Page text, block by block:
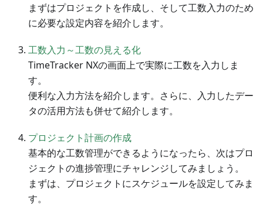
まずはプロジェクトを作成し、そして工数入力のため
に必要な設定内容を紹介します。
工数入力～工数の見える化
TimeTracker NXの画面上で実際に工数を入力しま
す。
便利な入力方法を紹介します。さらに、入力したデー
タの活用方法も併せて紹介します。
プロジェクト計画の作成
基本的な工数管理ができるようになったら、次はプロ
ジェクトの進捗管理にチャレンジしてみましょう。
まずは、プロジェクトにスケジュールを設定してみま
す。